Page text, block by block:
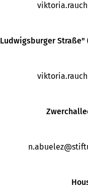
viktoria.rauch
viktoria.rauch
n.abuelez